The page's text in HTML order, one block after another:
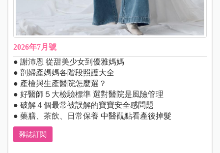
2026年7月號
● 謝沛恩 從甜美少女到優雅媽媽
● 剖婦產媽媽各階段照護大全
● 產檢與生產醫院怎麼選？
● 好醫師５大檢驗標準 選對醫院是風險管理
● 破解４個最常被誤解的寶寶安全感問題
● 藥膳、茶飲、日常保養 中醫觀點看產後掉髮
雜誌訂閱